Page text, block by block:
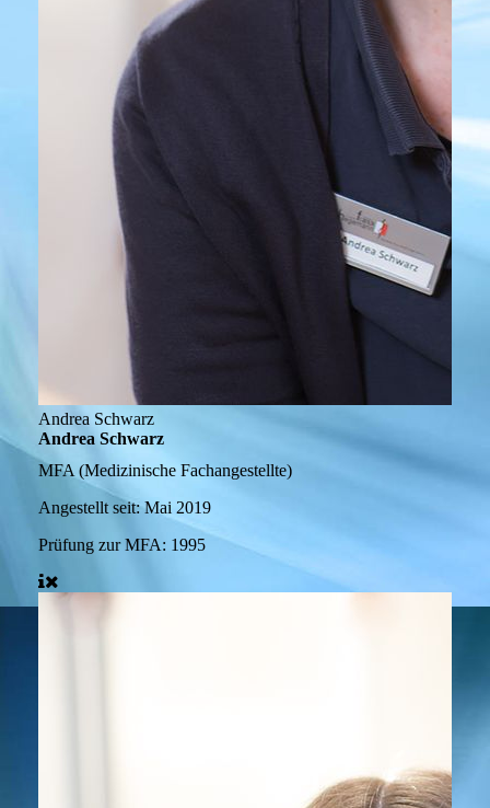
Andrea Schwarz
Andrea Schwarz
MFA (Medizinische Fachangestellte)
Angestellt seit:Mai 2019
Prüfung zur MFA: 1995